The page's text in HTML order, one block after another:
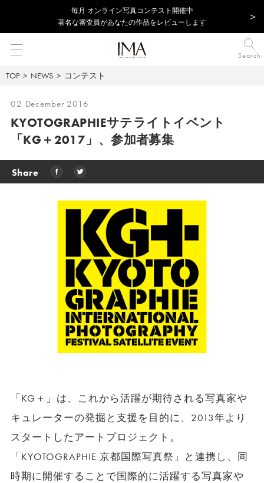
毎⽉ オンライン写真コンテスト開催中
著名な審査員があなたの作品をレビューします
Search
TOP NEWS コンテスト
02 December 2016
KYOTOGRAPHIEサテライトイベント
「KG＋2017」、参加者募集
Share
「KG＋」は、これから活躍が期待される写真家や
キュレーターの発掘と支援を目的に、2013年より
スタートしたアートプロジェクト。
「KYOTOGRAPHIE 京都国際写真祭」と連携し、同
時期に開催することで国際的に活躍する写真家や